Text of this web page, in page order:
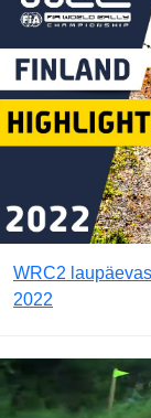
WRC2
2022